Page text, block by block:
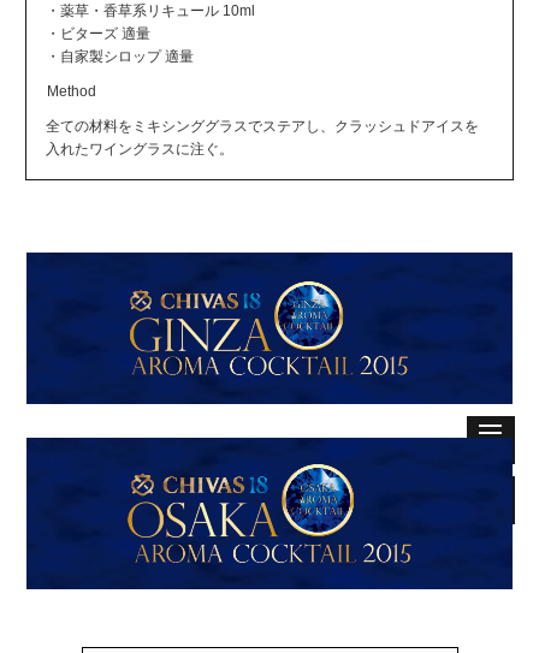
・薬草・香草系リキュール 10ml
・ビターズ 適量
・自家製シロップ 適量
Method
全ての材料をミキシンググラスでステアし、クラッシュドアイスを
入れたワイングラスに注ぐ。